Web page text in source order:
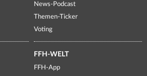
News-Podcast
Themen-Ticker
Voting
FFH-WELT
FFH-App